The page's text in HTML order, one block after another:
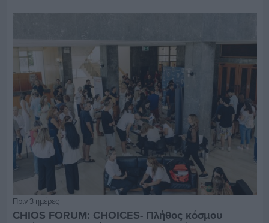
Πριν 3 ημέρες
CHIOS FORUM: CHOICES- Πλήθος κόσμου